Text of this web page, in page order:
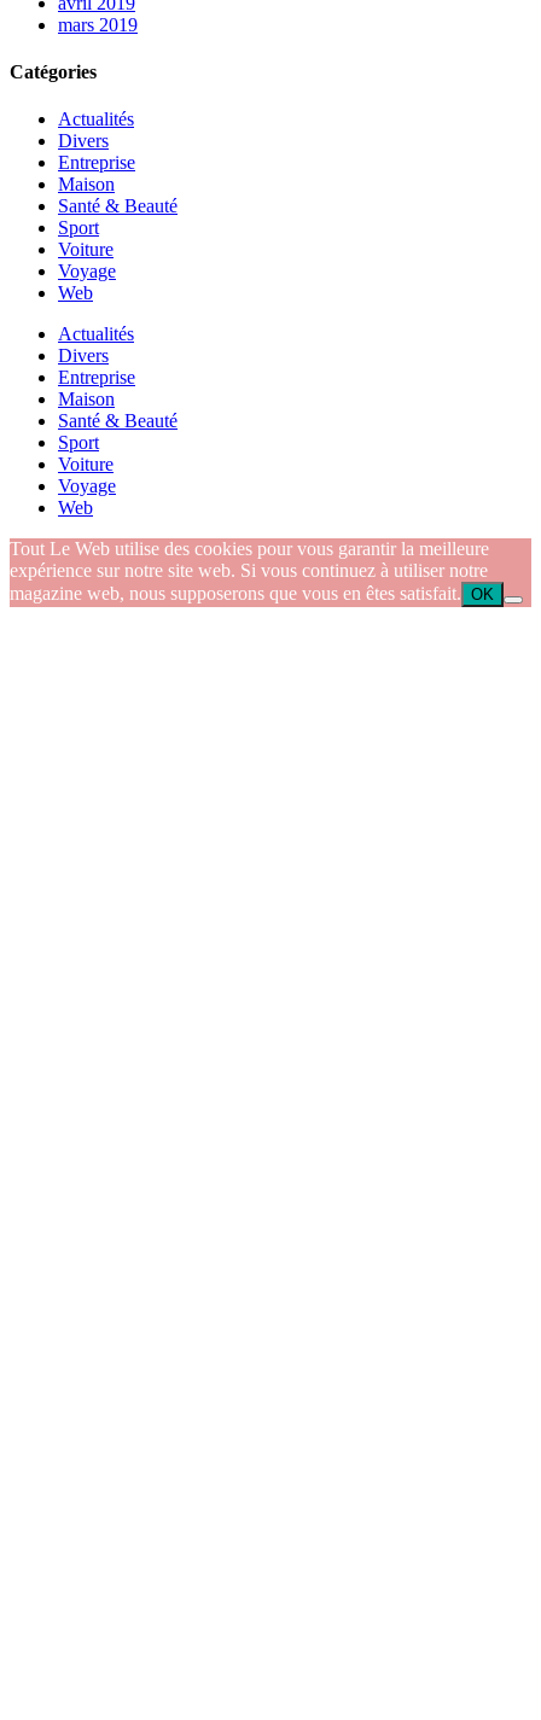
mars 2019
Catégories
Actualités
Divers
Entreprise
Maison
Santé & Beauté
Sport
Voiture
Voyage
Web
Actualités
Divers
Entreprise
Maison
Santé & Beauté
Sport
Voiture
Voyage
Web
Tout Le Web utilise des cookies pour vous garantir la meilleure
expérience sur notre site web. Si vous continuez à utiliser notre
magazine web, nous supposerons que vous en êtes satisfait. OK